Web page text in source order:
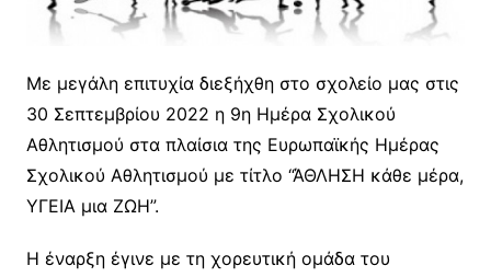
Με μεγάλη επιτυχία διεξήχθη στο σχολείο μας στις
30 Σεπτεμβρίου 2022 η 9η Ημέρα Σχολικού
Αθλητισμού στα πλαίσια της Ευρωπαϊκής Ημέρας
Σχολικού Αθλητισμού με τίτλο “ΆΘΛΗΣΗ κάθε μέρα,
ΥΓΕΙΑ μια ΖΩΗ”.
Η έναρξη έγινε με τη χορευτική ομάδα του